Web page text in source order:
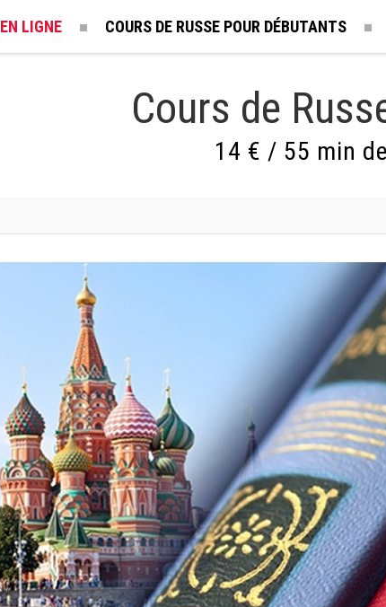
LIGNE COURS DE RUSSE POUR DÉBUTANTS
Cours de
14 € / 55 min